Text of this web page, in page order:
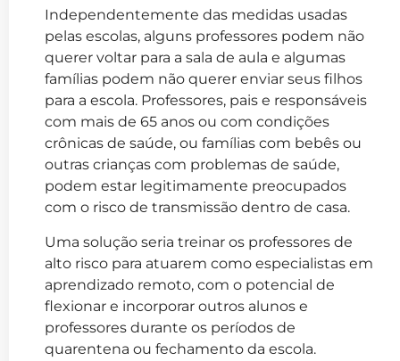
Independentemente das medidas usadas
pelas escolas, alguns professores podem não
querer voltar para a sala de aula e algumas
famílias podem não querer enviar seus filhos
para a escola. Professores, pais e responsáveis
com mais de 65 anos ou com condições
crônicas de saúde, ou famílias com bebês ou
outras crianças com problemas de saúde,
podem estar legitimamente preocupados
com o risco de transmissão dentro de casa.
Uma solução seria treinar os professores de
alto risco para atuarem como especialistas em
aprendizado remoto, com o potencial de
flexionar e incorporar outros alunos e
professores durante os períodos de
quarentena ou fechamento da escola.